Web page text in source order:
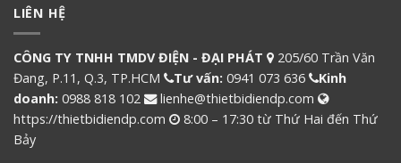
LIÊN HỆ
CÔNG TY TNHH TMDV ĐIỆN - ĐẠI PHÁT
205/60 Trần Văn
Đang, P.11, Q.3, TP.HCM
Tư vấn: 0941 073 636
Kinh
doanh: 0988 818 102
lienhe@thietbidiendp.com
https://thietbidiendp.com
8:00 – 17:30 từ Thứ Hai đến Thứ
Bảy